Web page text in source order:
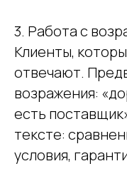
3. Работа с
Клиенты,
отвечают.
возражения:
есть
тексте:
условия,